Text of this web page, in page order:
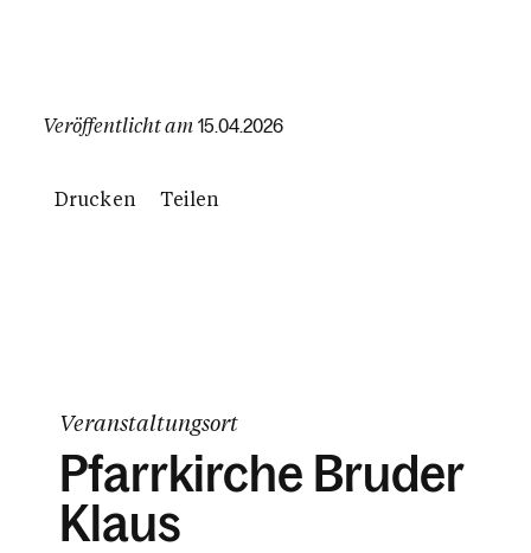
Veröffentlicht am 15.04.2026
Drucken Teilen
Veranstaltungsort
Pfarrkirche Bruder
Klaus